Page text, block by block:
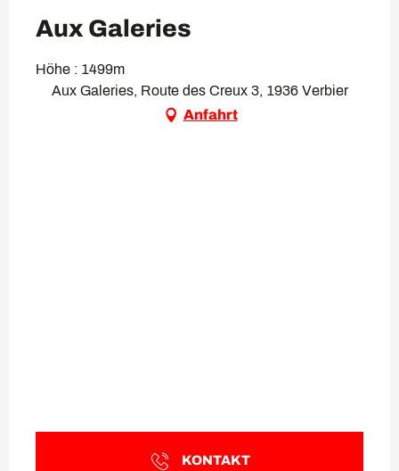
Aux Galeries
Höhe : 1499m
Aux Galeries, Route des Creux 3, 1936 Verbier
Anfahrt
KONTAKT